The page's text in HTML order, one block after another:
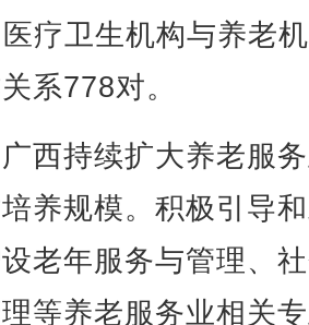
疗卫生机构与养老
系778对。
持续扩大养老服
养规模。积极引导
老年服务与管理、
等养老服务业相关